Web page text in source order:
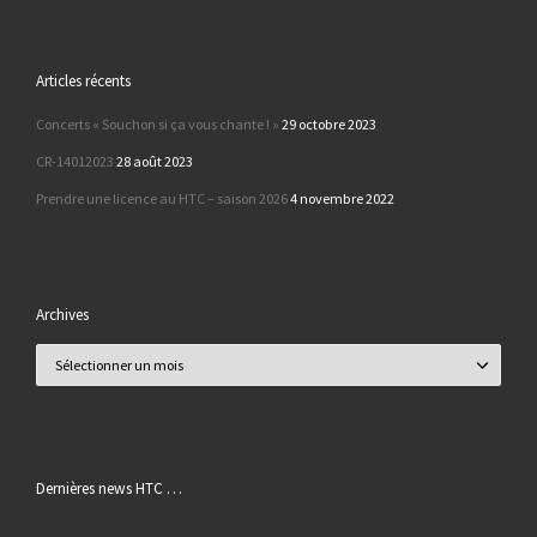
Articles récents
Concerts « Souchon si ça vous chante ! » 29 octobre 2023
CR-14012023 28 août 2023
Prendre une licence au HTC – saison 20264 novembre 2022
Archives
Dernières news HTC …